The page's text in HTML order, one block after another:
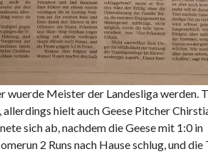
wuerde Meister der Landesliga werden.
hielt auch Geese Pitcher
sich ab, nachdem die Geese mit 1:0 in
2 Runs nach Hause schlug, und die